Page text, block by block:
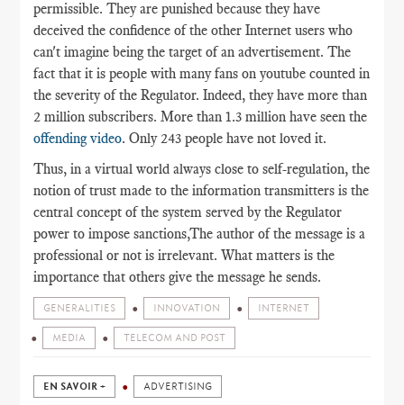
permissible. They are punished because they have
deceived the confidence of the other Internet users who
can't imagine being the target of an advertisement. The
fact that it is people with many fans on youtube counted in
the severity of the Regulator. Indeed, they have more than
2 million subscribers. More than 1.3 million have seen the
offending video. Only 243 people have not loved it.
Thus, in a virtual world always close to self-regulation, the
notion of trust made to the information transmitters is the
central concept of the system served by the Regulator
power to impose sanctions,The author of the message is a
professional or not is irrelevant. What matters is the
importance that others give the message he sends.
GENERALITIES INNOVATION INTERNET
MEDIA TELECOM AND POST
EN SAVOIR + ADVERTISING